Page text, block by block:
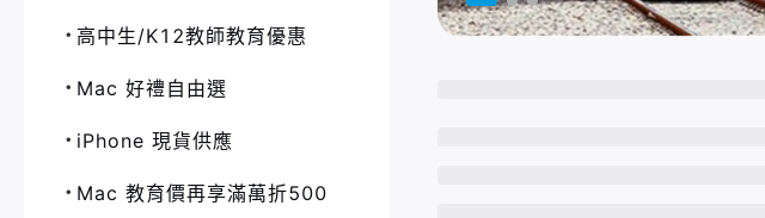
高中生/K12教師教育優惠
Mac 好禮自由選
iPhone 現貨供應
Mac 教育價再享滿萬折500